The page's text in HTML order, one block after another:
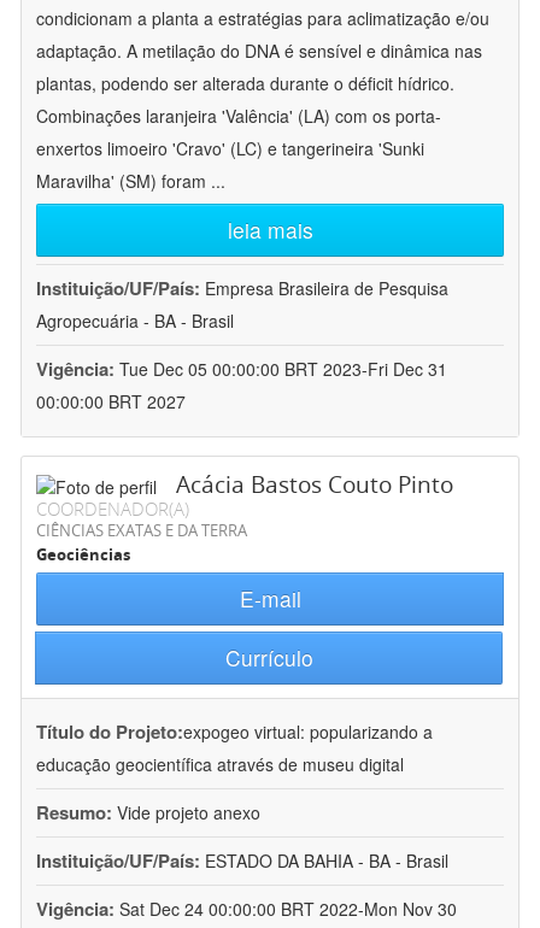
condicionam a planta a estratégias para aclimatização e/ou
adaptação. A metilação do DNA é sensível e dinâmica nas
plantas, podendo ser alterada durante o déficit hídrico.
Combinações laranjeira 'Valência' (LA) com os porta-
enxertos limoeiro 'Cravo' (LC) e tangerineira 'Sunki
Maravilha' (SM) foram ...
leia mais
Instituição/UF/País: Empresa Brasileira de Pesquisa
Agropecuária - BA - Brasil
Vigência: Tue Dec 05 00:00:00 BRT 2023-Fri Dec 31
00:00:00 BRT 2027
Acácia Bastos Couto Pinto
COORDENADOR(A)
CIÊNCIAS EXATAS E DA TERRA
Geociências
E-mail
Currículo
Título do Projeto:expogeo virtual: popularizando a
educação geocientífica através de museu digital
Resumo: Vide projeto anexo
Instituição/UF/País: ESTADO DA BAHIA - BA - Brasil
Vigência: Sat Dec 24 00:00:00 BRT 2022-Mon Nov 30